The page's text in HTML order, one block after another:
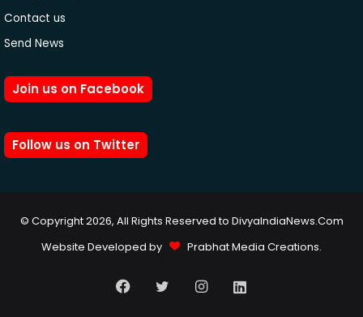
Contact us
Send News
Join us on Facebook
Follow us on Twitter
© Copyright 2026, All Rights Reserved to DivyaIndiaNews.Com
Website Developed by
Prabhat Media Creations.
Facebook
TwitterInstagram
LinkedIn